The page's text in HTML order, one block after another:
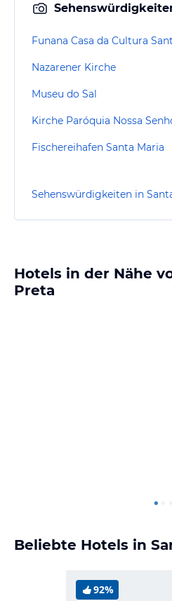
Nazarener Kirche
Museu do Sal
Fischereihafen Santa Maria
Sehenswürdigkeiten in
Hotels in der Nähe
Preta
Beliebte Hotels in
92%